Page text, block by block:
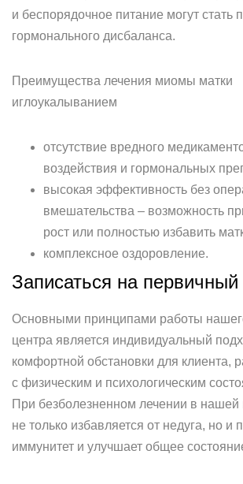
и беспорядочное питание могут стать
гормонального дисбаланса.
Преимущества лечения миомы матки
иглоукалыванием
отсутствие вредного
воздействия и гормональных
высокая эффективность без
вмешательства – возможность
рост или полностью избавить
комплексное оздоровление.
Записаться на
Основными принципами работы
центра является индивидуальный
комфортной обстановки для клиента,
с физическим и психологическим
При безболезненном лечении в нашей
не только избавляется от недуга, но и
иммунитет и улучшает общее